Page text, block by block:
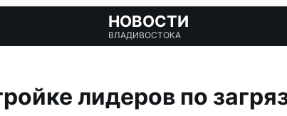
НОВОСТИ
ВЛАДИВОСТОКА
лидеров по